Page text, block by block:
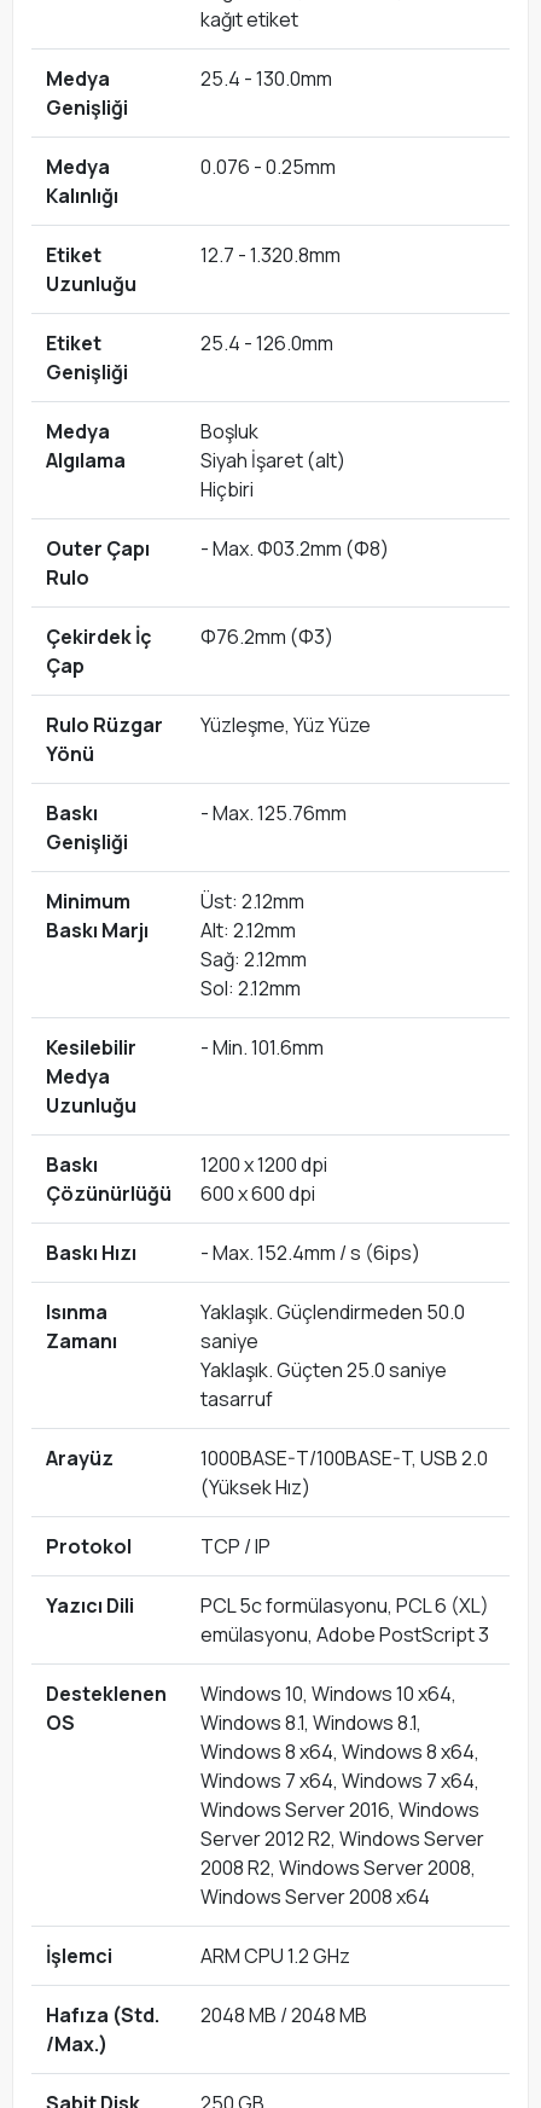
kağıt etiket
Medya
Genişliği
25.4 - 130.0mm
Medya
Kalınlığı
0.076 - 0.25mm
Etiket
Uzunluğu
12.7 - 1.320.8mm
Etiket
Genişliği
25.4 - 126.0mm
Medya
Algılama
Boşluk
Siyah İşaret (alt)
Hiçbiri
Outer Çapı
Rulo
- Max. Ф03.2mm (Ф8)
Çekirdek İç
Çap
Ф76.2mm (Ф3)
Rulo Rüzgar
Yönü
Yüzleşme, Yüz Yüze
Baskı
Genişliği
- Max. 125.76mm
Minimum
Baskı Marjı
Üst: 2.12mm
Alt: 2.12mm
Sağ: 2.12mm
Sol: 2.12mm
Kesilebilir
Medya
Uzunluğu
- Min. 101.6mm
Baskı
Çözünürlüğü
1200 x 1200 dpi
600 x 600 dpi
Baskı Hızı - Max. 152.4mm / s (6ips)
Isınma
Zamanı
Yaklaşık. Güçlendirmeden 50.0
saniye
Yaklaşık. Güçten 25.0 saniye
tasarruf
Arayüz
1000BASE-T/100BASE-T, USB 2.0
(Yüksek Hız)
Protokol TCP / IP
Yazıcı Dili
PCL 5c formülasyonu, PCL 6 (XL)
emülasyonu, Adobe PostScript 3
Desteklenen
OS
Windows 10, Windows 10 x64,
Windows 8.1, Windows 8.1,
Windows 8 x64, Windows 8 x64,
Windows 7 x64, Windows 7 x64,
Windows Server 2016, Windows
Server 2012 R2, Windows Server
2008 R2, Windows Server 2008,
Windows Server 2008 x64
İşlemci ARM CPU 1.2 GHz
Hafıza (Std.
/Max.)
2048 MB / 2048 MB